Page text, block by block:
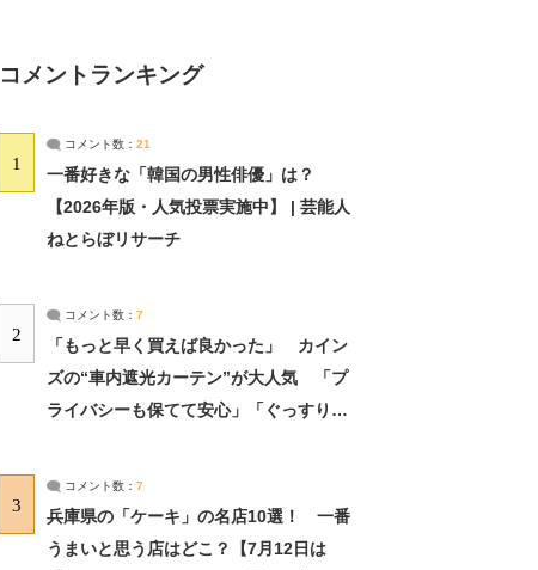
コメントランキング
1
コメント数： 21
一番好きな「韓国の男性俳優」は？
【2026年版・人気投票実施中】 | 芸能人
ねとらぼリサーチ
2
コメント数： 7
「もっと早く買えば良かった」 カイン
ズの“車内遮光カーテン”が大人気 「プ
ライバシーも保てて安心」「ぐっすり眠
3
コメント数： 7
兵庫県の「ケーキ」の名店10選！ 一番
うまいと思う店はどこ？【7月12日は